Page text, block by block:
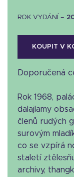
ROK VYDÁNÍ –
KOUPIT V
Doporučená
Rok 1968,
dalajlamy
členů rudých
surovým
co se vzpírá
staletí
archivy,